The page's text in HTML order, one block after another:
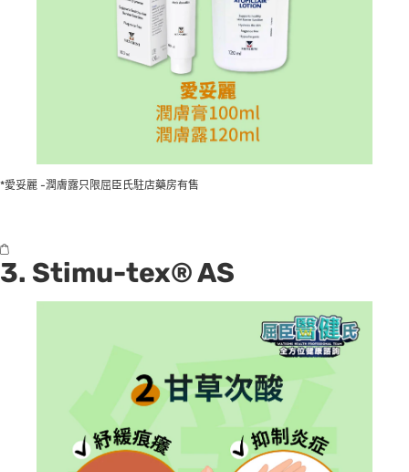
*愛妥麗 -潤膚露只限屈臣氏駐店藥房有售
3. Stimu-tex® AS